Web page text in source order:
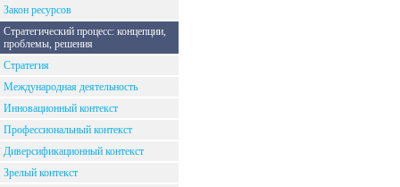
Закон ресурсов
Стратегический процесс: концепции,
проблемы, решения
Стратегия
Международная деятельность
Инновационный контекст
Профессиональный контекст
Диверсификационный контекст
Зрелый контекст